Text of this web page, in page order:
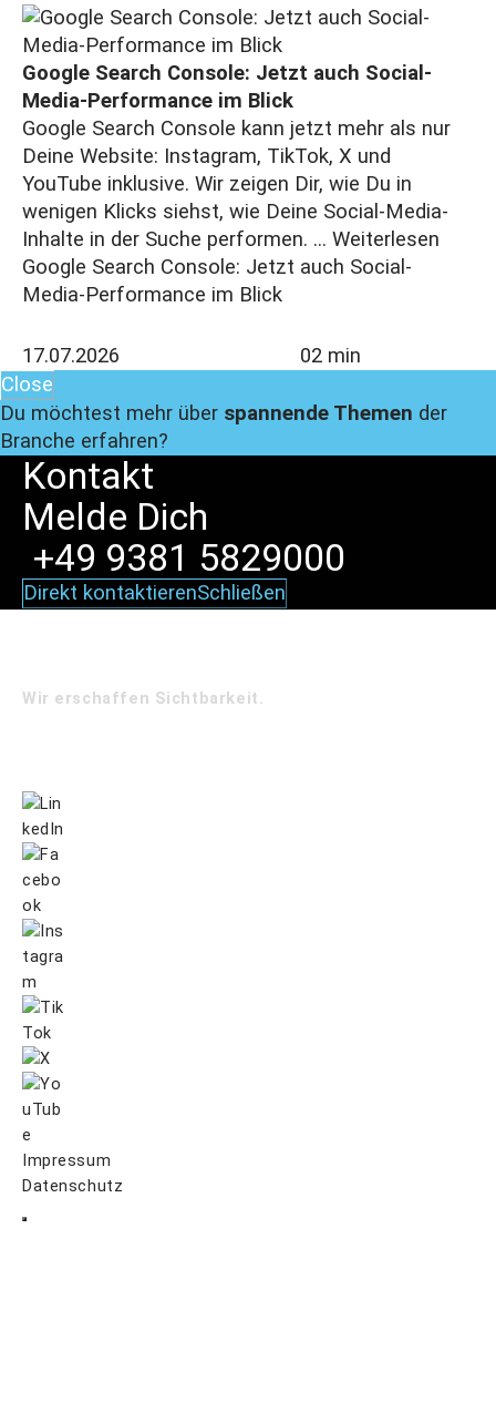
Google Search Console: Jetzt auch Social-
Media-Performance im Blick
Google Search Console kann jetzt mehr als nur
Deine Website: Instagram, TikTok, X und
YouTube inklusive. Wir zeigen Dir, wie Du in
wenigen Klicks siehst, wie Deine Social-Media-
Inhalte in der Suche performen. ... Weiterlesen
Google Search Console: Jetzt auch Social-
Media-Performance im Blick
17.07.2026
02 min
Close
Du möchtest mehr über spannende Themen der
Branche erfahren?
Kontakt
Melde Dich
+49 9381 5829000
Direkt kontaktierenSchließen
Wir erschaffen Sichtbarkeit.
Impressum
Datenschutz